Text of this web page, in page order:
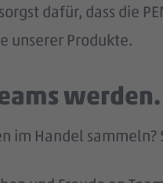
dafür, dass die
unserer Produkte.
werden.
im Handel